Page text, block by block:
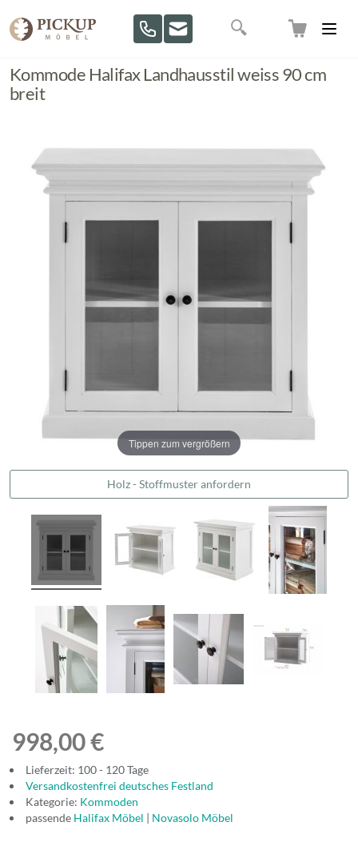
Suche
Kommode Halifax Landhausstil weiss 90 cm
breit
Tippen zum vergrößern
Holz - Stoffmuster anfordern
998,00 €
Lieferzeit: 100 - 120 Tage
Versandkostenfrei deutsches Festland
Kategorie: Kommoden
passende Halifax Möbel | Novasolo Möbel